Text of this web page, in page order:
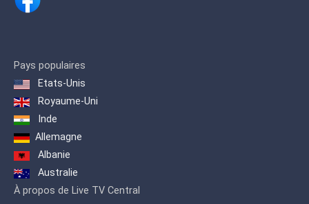
Pays populaires
Etats-Unis
Royaume-Uni
Inde
Allemagne
Albanie
Australie
À propos de Live TV Central